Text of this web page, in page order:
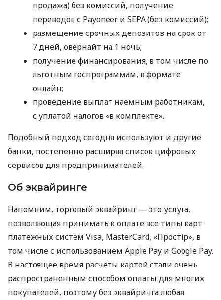
продажа) без комиссий, получение
переводов с Payoneer и SEPA (без комиссий);
размещение срочных депозитов на срок от
7 дней, овернайт на 1 ночь;
получение финансирования, в том числе по
льготным госпрограммам, в формате
онлайн;
проведение выплат наемным работникам,
с уплатой налогов «в комплекте».
Подобный подход сегодня используют и другие
банки, постепенно расширяя список цифровых
сервисов для предпринимателей.
Об эквайринге
Напомним, торговый эквайринг — это услуга,
позволяющая принимать к оплате все типы карт
платежных систем Visa, MasterCard, «Простір», в
том числе с использованием Apple Pay и Google Pay.
В настоящее время расчеты картой стали очень
распространенным способом оплаты для многих
покупателей, поэтому без эквайринга любая